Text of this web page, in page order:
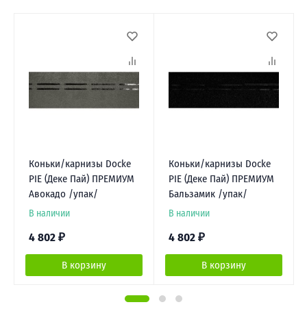
Коньки/карнизы Docke
PIE (Деке Пай) ПРЕМИУМ
Авокадо /упак/
В наличии
4 802 ₽
В корзину
Коньки/карнизы Docke
PIE (Деке Пай) ПРЕМИУМ
Бальзамик /упак/
В наличии
4 802 ₽
В корзину